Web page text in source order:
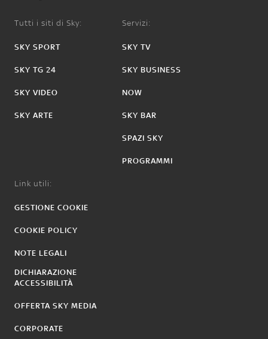
Tutti i siti di Sky:
SKY SPORT
SKY TG 24
SKY VIDEO
SKY ARTE
Servizi:
SKY TV
SKY BUSINESS
NOW
SKY BAR
SPAZI SKY
PROGRAMMI
Link utili:
GESTIONE COOKIE
COOKIE POLICY
NOTE LEGALI
DICHIARAZIONE
ACCESSIBILITÀ
OFFERTA SKY MEDIA
CORPORATE